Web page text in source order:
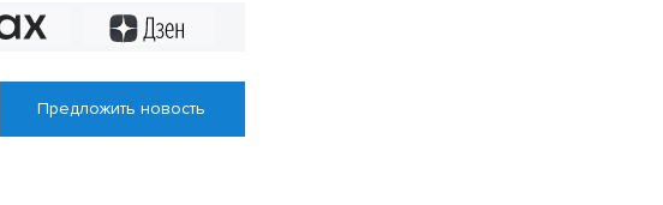
Предложить новость